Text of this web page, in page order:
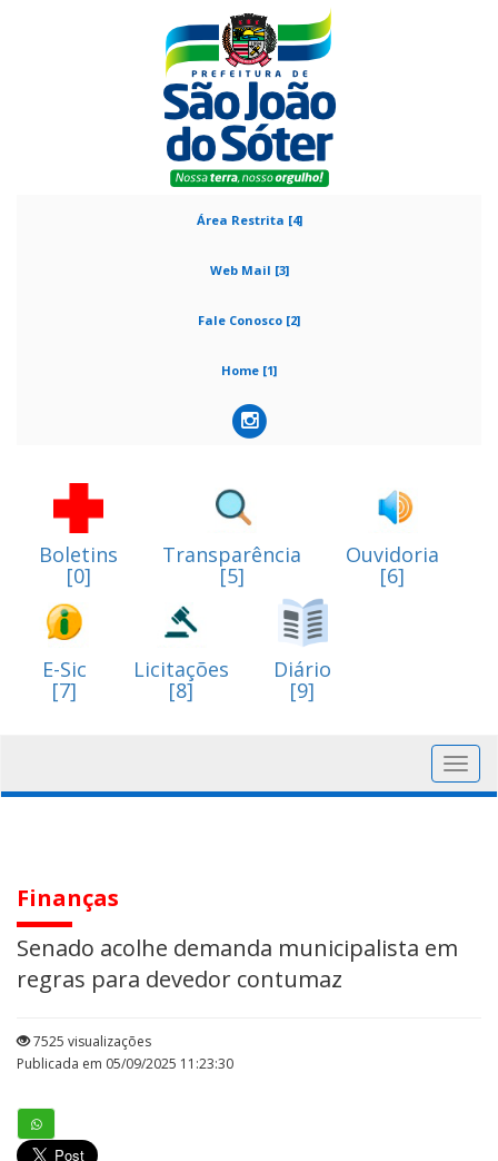
Área Restrita [4]
Web Mail [3]
Fale Conosco [2]
Home [1]
Boletins
[0]
Transparência
[5]
Ouvidoria
[6]
E-Sic
[7]
Licitações
[8]
Diário
[9]
Finanças
Senado acolhe demanda municipalista em
regras para devedor contumaz
7525 visualizações
Publicada em 05/09/2025 11:23:30